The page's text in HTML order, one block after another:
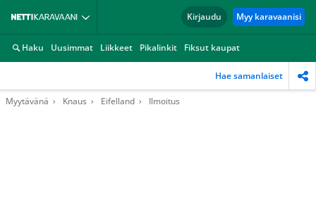
Kirjaudu Myy karavaanisi
Haku Uusimmat Liikkeet Pikalinkit Fiksut kaupat
Hae samanlaiset
Myytävänä Knaus Eifelland Ilmoitus